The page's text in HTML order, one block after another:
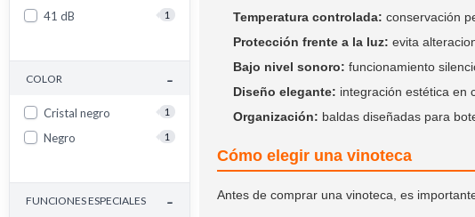
41 dB 1
COLOR -
Cristal negro 1
Negro 1
FUNCIONES ESPECIALES -
Temperatura controlada: conservación
Protección frente a la luz: evita
Bajo nivel sonoro: funcionamiento
Diseño elegante: integración estética en
Organización: baldas diseñadas para
Cómo elegir una vinoteca
Antes de comprar una vinoteca, es